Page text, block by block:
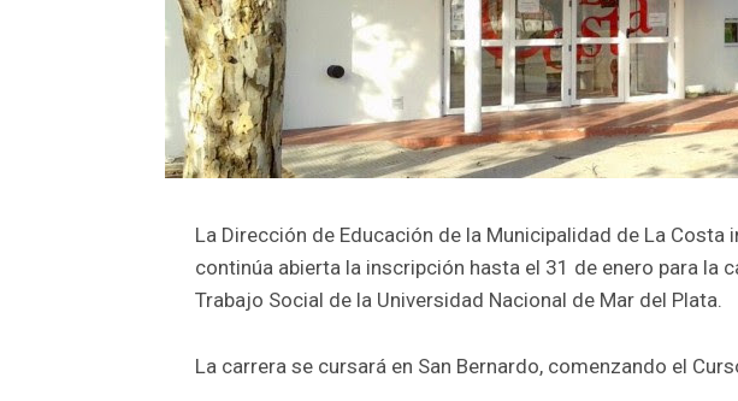
La Dirección de Educación de la Municipalidad de La
continúa abierta la inscripción hasta el 31 de enero para la
Trabajo Social de la Universidad Nacional de Mar del Plata.
La carrera se cursará en San Bernardo, comenzando el